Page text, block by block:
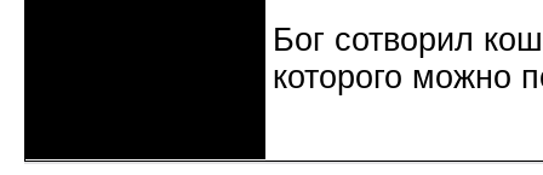
Бог сотворил
которого можно